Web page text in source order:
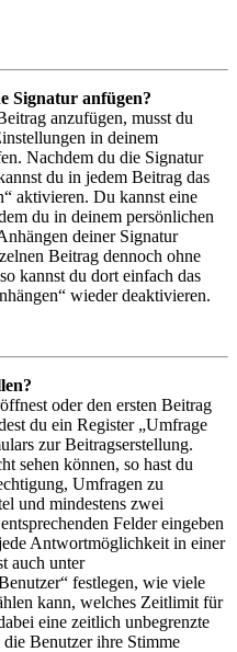
Signatur anfügen?
anzufügen, musst du
in deinem
Nachdem du die Signatur
du in jedem Beitrag das
aktivieren. Du kannst eine
du in deinem persönlichen
deiner Signatur
Beitrag dennoch ohne
kannst du dort einfach das
wieder deaktivieren.
oder den ersten Beitrag
du ein Register „Umfrage
zur Beitragserstellung.
sehen können, so hast du
Umfragen zu
und mindestens zwei
Felder eingeben
Antwortmöglichkeit in einer
auch unter
festlegen, wie viele
kann, welches Zeitlimit für
eine zeitlich unbegrenzte
Benutzer ihre Stimme